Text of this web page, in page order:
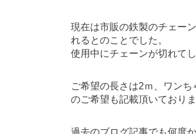
現在は市販の鉄製のチェー
れるとのことでした。
使用中にチェーンが切れて
ご希望の長さは2ｍ、ワン
のご希望も記載頂いておりま
過去のブログ記事でも何度